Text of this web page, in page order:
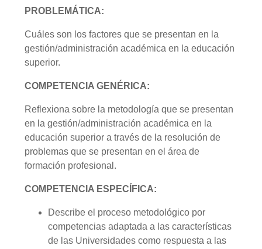
PROBLEMÁTICA:
Cuáles son los factores que se presentan en la
gestión/administración académica en la educación
superior.
COMPETENCIA GENÉRICA:
Reflexiona sobre la metodología que se presentan
en la gestión/administración académica en la
educación superior a través de la resolución de
problemas que se presentan en el área de
formación profesional.
COMPETENCIA ESPECÍFICA:
Describe el proceso metodológico por
competencias adaptada a las características
de las Universidades como respuesta a las